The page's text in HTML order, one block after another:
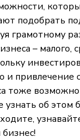
подобрать
грамотному
– малого,
и привлечение
тоже
узнать об этом